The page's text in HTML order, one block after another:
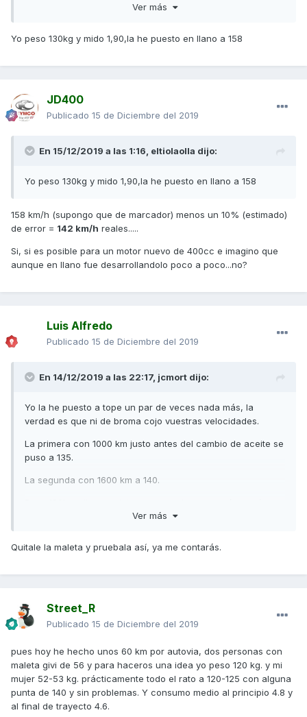
Ver más
Yo peso 130kg y mido 1,90,la he puesto en llano a 158
JD400
Publicado 15 de Diciembre del 2019
En 15/12/2019 a las 1:16, eltiolaolla dijo:
Yo peso 130kg y mido 1,90,la he puesto en llano a 158
158 km/h (supongo que de marcador) menos un 10% (estimado)
de error = 142 km/h reales.....
Si, si es posible para un motor nuevo de 400cc e imagino que
aunque en llano fue desarrollandolo poco a poco...no?
Luis Alfredo
Publicado 15 de Diciembre del 2019
En 14/12/2019 a las 22:17, jcmort dijo:
Yo la he puesto a tope un par de veces nada más, la
verdad es que ni de broma cojo vuestras velocidades.
La primera con 1000 km justo antes del cambio de aceite se
puso a 135.
La segunda con 1600 km a 140.
Ver más
Quitale la maleta y pruebala así, ya me contarás.
Street_R
Publicado 15 de Diciembre del 2019
pues hoy he hecho unos 60 km por autovia, dos personas con
maleta givi de 56 y para haceros una idea yo peso 120 kg. y mi
mujer 52-53 kg. prácticamente todo el rato a 120-125 con alguna
punta de 140 y sin problemas. Y consumo medio al principio 4.8 y
al final de trayecto 4.6.